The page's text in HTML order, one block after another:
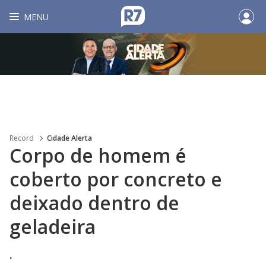
MENU
Record Cidade Alerta
Corpo de homem é
coberto por concreto e
deixado dentro de
geladeira
.